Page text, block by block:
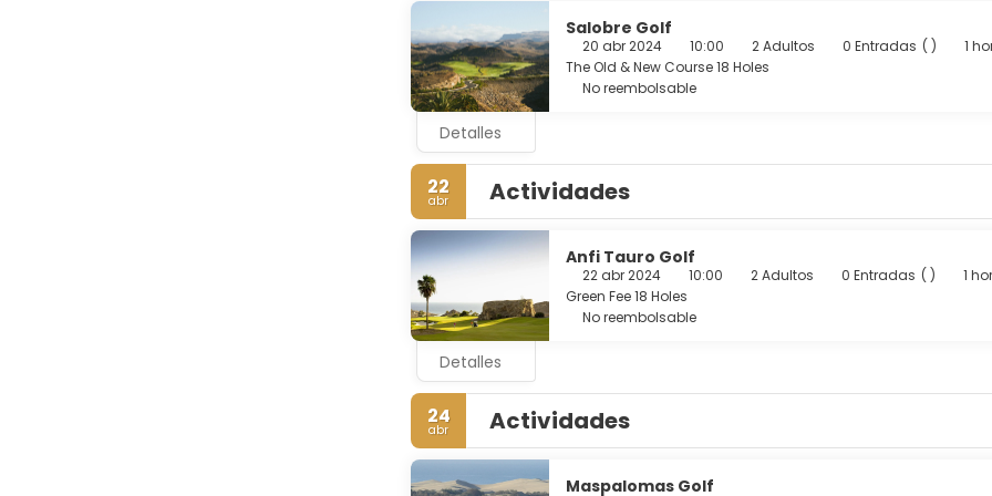
Salobre Golf
20 abr 2024 10:00 2 Adultos 0 Entradas ( )
1
The Old & New Course 18 Holes
No reembolsable
Detalles
22
abr Actividades
Anfi Tauro Golf
22 abr 2024 10:00 2 Adultos 0 Entradas ( )
1
Green Fee 18 Holes
No reembolsable
Detalles
24
abr Actividades
Maspalomas Golf